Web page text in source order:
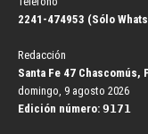
2241-474953 (Sólo
Redacción
Santa Fe 47
domingo, 9 agosto 2026
Edición número: 9171